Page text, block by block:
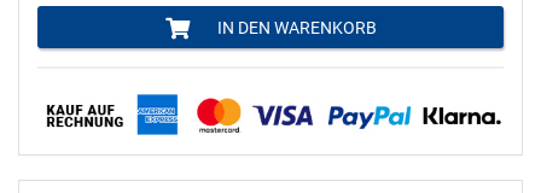
IN DEN WARENKORB